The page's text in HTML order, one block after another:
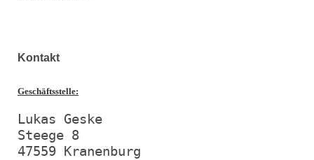
Kontakt
Geschäftsstelle:
Lukas Geske
Steege 8
47559 Kranenburg